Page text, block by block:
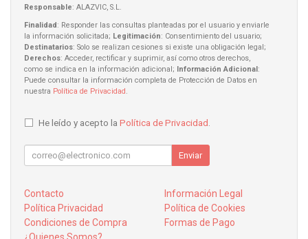
Responsable: ALAZVIC, S.L.
Finalidad : Responder las consultas planteadas por el usuario y enviarle
la información solicitada; Legitimación: Consentimiento del usuario;
Destinatarios: Solo se realizan cesiones si existe una obligación legal;
Derechos: Acceder, rectificar y suprimir, así como otros derechos,
como se indica en la información adicional;
Información Adicional :
Puede consultar la información completa de Protección de Datos en
nuestra Política de Privacidad .
He leído y acepto la Política de Privacidad
Enviar
Contacto
Información Legal
Política Privacidad
Política de Cookies
Condiciones de Compra
Formas de Pago
¿Quienes Somos?